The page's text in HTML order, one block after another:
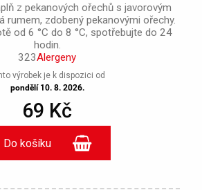
z pekanových ořechů s javorovým
rumem, zdobený pekanovými ořechy.
od 6 °C do 8 °C, spotřebujte do 24
hodin.
323Alergeny
výrobek je k dispozici od
pondělí 10. 8. 2026.
69 Kč